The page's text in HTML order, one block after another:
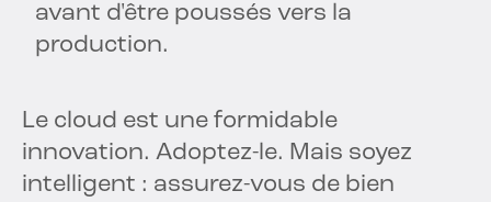
avant d'être poussés vers la
production.
Le cloud est une formidable
innovation. Adoptez-le. Mais soyez
intelligent : assurez-vous de bien